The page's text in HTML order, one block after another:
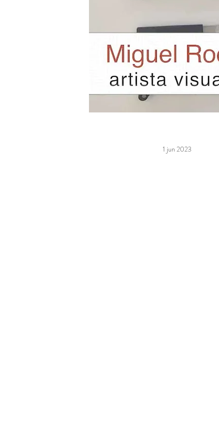
1 jun 2023